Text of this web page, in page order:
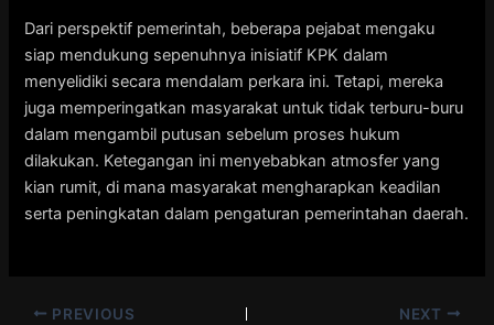
Dari perspektif pemerintah, beberapa pejabat mengaku
siap mendukung sepenuhnya inisiatif KPK dalam
menyelidiki secara mendalam perkara ini. Tetapi, mereka
juga memperingatkan masyarakat untuk tidak terburu-buru
dalam mengambil putusan sebelum proses hukum
dilakukan. Ketegangan ini menyebabkan atmosfer yang
kian rumit, di mana masyarakat mengharapkan keadilan
serta peningkatan dalam pengaturan pemerintahan daerah.
PREVIOUS NEXT